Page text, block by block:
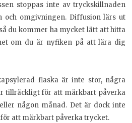
stoppas inte av tryckskillnaden
och omgivningen. Diffusion lärs ut
du kommer ha mycket lätt att hitta
om du är nyfiken på att lära dig
flaska är inte stor, några
tillräckligt för att märkbart påverka
någon månad. Det är dock inte
att märkbart påverka trycket.